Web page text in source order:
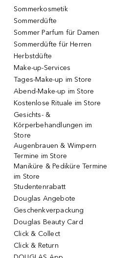
Sommerkosmetik
Sommerdüfte
Sommer Parfum für Damen
Sommerdüfte für Herren
Herbstdüfte
Make-up-Services
Tages-Make-up im Store
Abend-Make-up im Store
Kostenlose Rituale im Store
Gesichts- &
Körperbehandlungen im
Store
Augenbrauen & Wimpern
Termine im Store
Maniküre & Pediküre Termine
im Store
Studentenrabatt
Douglas Angebote
Geschenkverpackung
Douglas Beauty Card
Click & Collect
Click & Return